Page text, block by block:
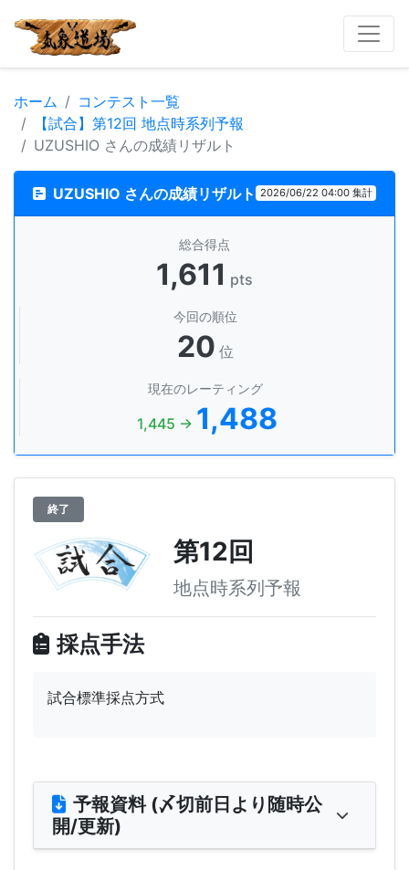
ホーム
コンテスト一覧
【試合】第12回 地点時系列予報
UZUSHIO さんの成績リザルト
UZUSHIO さんの成績リザルト 2026/06/22 04:00 集計
総合得点
1,611 pts
今回の順位
20 位
現在のレーティング
1,445 → 1,488
終了
第12回
地点時系列予報
採点手法
試合標準採点方式
予報資料 (〆切前日より随時公
開/更新)